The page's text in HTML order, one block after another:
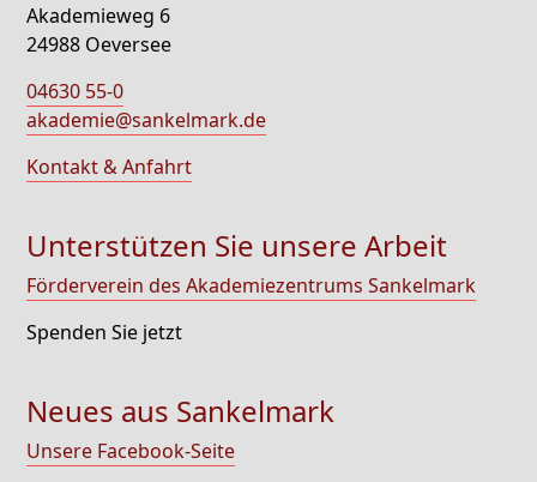
Akademieweg 6
24988 Oeversee
04630 55-0
akademie@sankelmark.de
Kontakt & Anfahrt
Unterstützen Sie unsere Arbeit
Förderverein des Akademiezentrums Sankelmark
Spenden Sie jetzt
Neues aus Sankelmark
Unsere Facebook-Seite